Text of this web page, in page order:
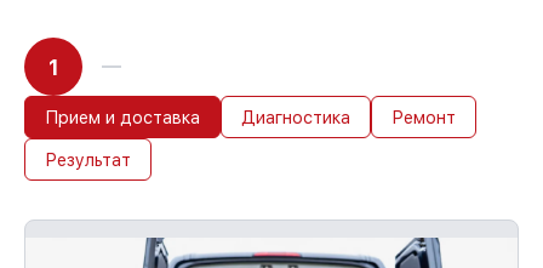
1
Прием и доставка Диагностика Ремонт
Результат